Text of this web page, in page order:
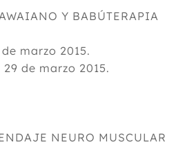
Y BABÚTERAPIA
marzo 2015.
de marzo 2015.
NEURO MUSCULAR